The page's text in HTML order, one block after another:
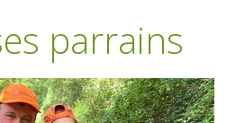
parrains